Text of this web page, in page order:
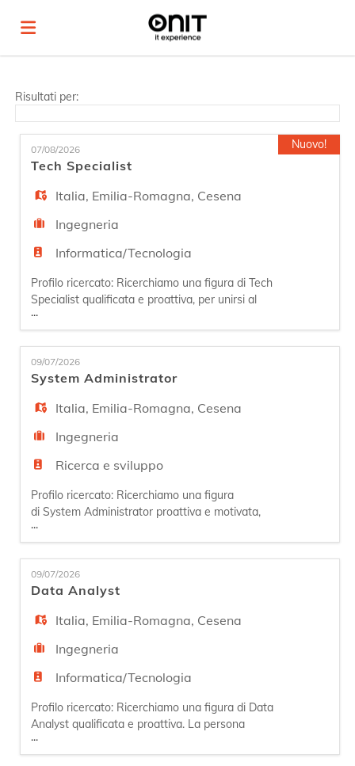
Offerte
di
lavoro
Carica
il
CV
Login
Lingua
EN
FR
IT
DE
ES
PT
Risultati per:
07/08/2026
Tech Specialist
Italia, Emilia-Romagna, Cesena
Ingegneria
Informatica/Tecnologia
Profilo ricercato: Ricerchiamo una figura di Tech
Specialist qualificata e proattiva, per unirsi al
nostro team NOC. La persona si dedicherà al
supporto tecnico agli utenti finali, garantendo la
manutenzione e il funzionamento delle dotazioni
aziendali e delle applicazioni. In particolare, si
occuperà della manutenzione e monitoraggio
delle dota
...
Nuovo!
09/07/2026
System Administrator
Italia, Emilia-Romagna, Cesena
Ingegneria
Ricerca e sviluppo
Profilo ricercato: Ricerchiamo una figura
di System Administrator proattiva e motivata,
per unirsi al nostro team specializzato. La
persona si occuperà di installare e amministrare
i sistemi ICT come Server e Database, garantirà
l'efficienza, la continuità e la sicurezza delle
infrastrutture ICT dei nostri clienti. Skills
tecniche: - Buona
...
09/07/2026
Data Analyst
Italia, Emilia-Romagna, Cesena
Ingegneria
Informatica/Tecnologia
Profilo ricercato: Ricerchiamo una figura di Data
Analyst qualificata e proattiva. La persona
ideale ha 1-2 anni di esperienza e ha conseguito
la Laurea in Informatica o discipline STEM. Si
...